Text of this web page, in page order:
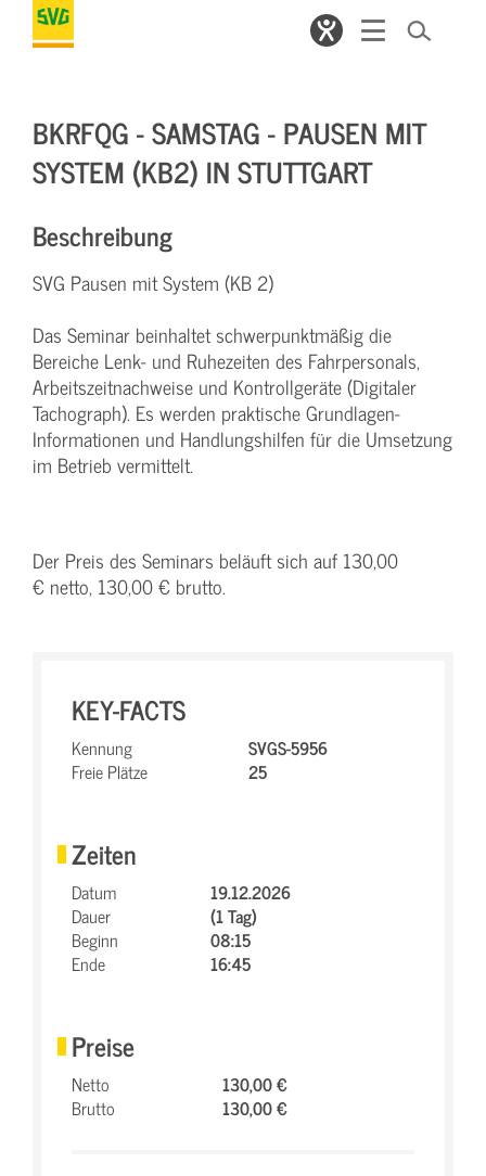
BKRFQG - SAMSTAG - PAUSEN MIT
SYSTEM (KB2) IN STUTTGART
Beschreibung
SVG Pausen mit System (KB 2)
Das Seminar beinhaltet schwerpunktmäßig die
Bereiche Lenk- und Ruhezeiten des Fahrpersonals,
Arbeitszeitnachweise und Kontrollgeräte (Digitaler
Tachograph). Es werden praktische Grundlagen-
Informationen und Handlungshilfen für die Umsetzung
im Betrieb vermittelt.
Der Preis des Seminars beläuft sich auf 130,00
€ netto, 130,00 € brutto.
KEY-FACTS
Kennung
SVGS-5956
Freie Plätze
25
Zeiten
Datum
19.12.2026
Dauer
(1 Tag)
Beginn
08:15
Ende
16:45
Preise
Netto
130,00 €
Brutto
130,00 €